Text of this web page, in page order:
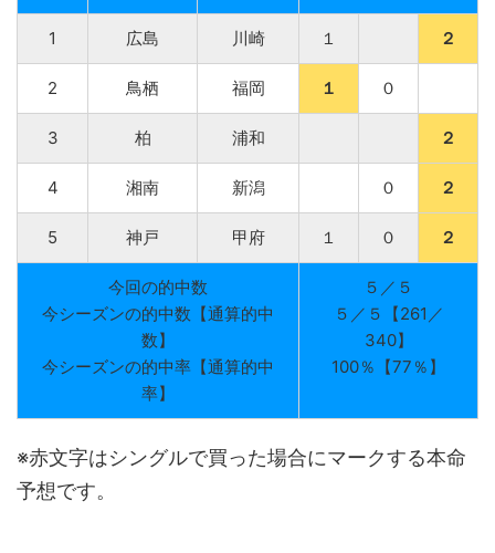
1 広島 川崎 １ ２
2 鳥栖 福岡 １ ０
3 柏 浦和 ２
4 湘南 新潟 ０ ２
5 神戸 甲府 １ ０ ２
今回の的中数
今シーズンの的中数【通算的中
数】
今シーズンの的中率【通算的中
率】
５／５
５／５【261／
340】
100％【77％】
※赤文字はシングルで買った場合にマークする本命
予想です。